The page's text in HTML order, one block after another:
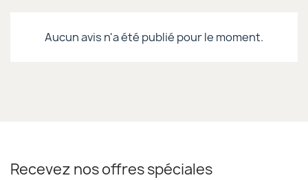
Aucun avis n'a été publié pour le moment.
Recevez nos offres spéciales